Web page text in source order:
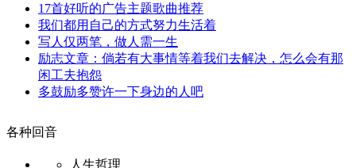
17首好听的广告主题歌曲推荐
我们都用自己的方式努力生活着
写人仅两笔，做人需一生
励志文章：倘若有大事情等着我们去解决，怎么会有那
闲工夫抱怨
多鼓励多赞许一下身边的人吧
各种回音
人生哲理